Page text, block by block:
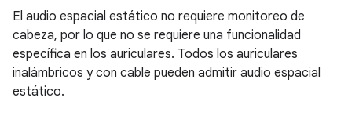
El audio espacial estático no requiere monitoreo de
cabeza, por lo que no se requiere una funcionalidad
específica en los auriculares. Todos los auriculares
inalámbricos y con cable pueden admitir audio espacial
estático.